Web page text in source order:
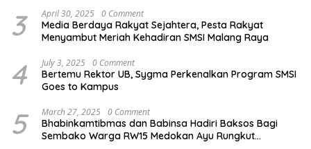
3 April 30, 2025 0 Comment
Media Berdaya Rakyat Sejahtera, Pesta Rakyat
Menyambut Meriah Kehadiran SMSI Malang Raya
4 July 3, 2025 0 Comment
Bertemu Rektor UB, Sygma Perkenalkan Program SMSI
Goes to Kampus
5 March 27, 2025 0 Comment
Bhabinkamtibmas dan Babinsa Hadiri Baksos Bagi
Sembako Warga RW15 Medokan Ayu Rungkut